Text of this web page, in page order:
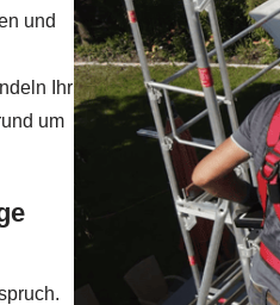
und
Ihr
um